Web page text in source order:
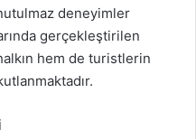
deneyimler
gerçekleştirilen
hem de turistlerin